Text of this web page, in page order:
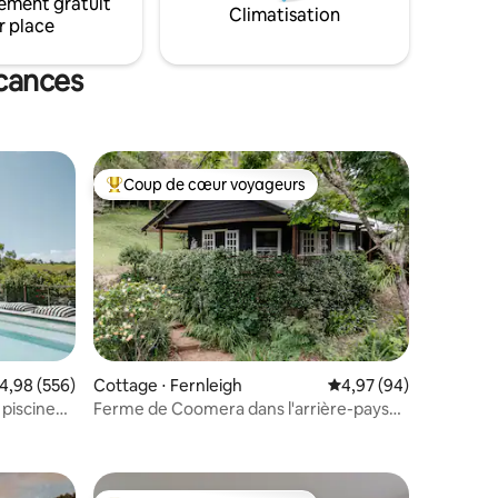
une
se sentant débordés et repartent en se
place
Climatisation
: 4,89 sur 5
appréciés
moyenne sur la base de 556 commentaires : 4,98 sur 5
4,98 (556)
Coups de cœur voyageurs les plus appréciés
Coup de cœur voyageurs
Cottage ⋅ Fernleigh Évaluation moyenne
4,97 (94)
Ferme de Coomera dans l'arrière-pays